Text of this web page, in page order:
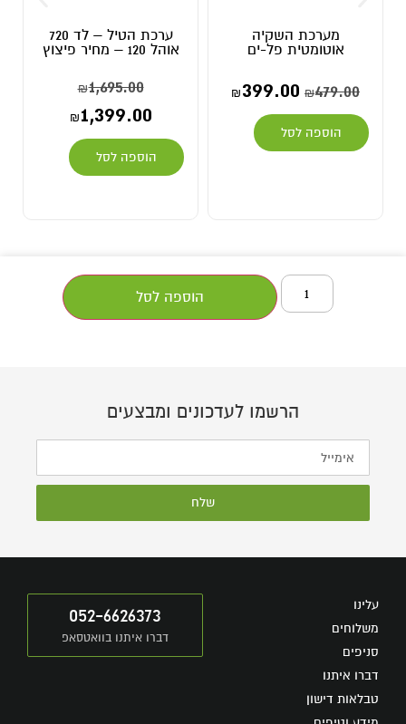
מערכת השקיה
אוטומטית פל-ים
₪479.00
₪399.00
הוספה לסל
ערכת הטיל – לד 720
אוהל 120 – מחיר פיצוץ
₪1,695.00
₪1,399.00
הוספה לסל
הוספה לסל
הרשמו לעדכונים ומבצעים
שלח
עלינו
משלוחים
סניפים
דברו איתנו
טבלאות דישון
052-6626373
דברו איתנו בוואטסאפ